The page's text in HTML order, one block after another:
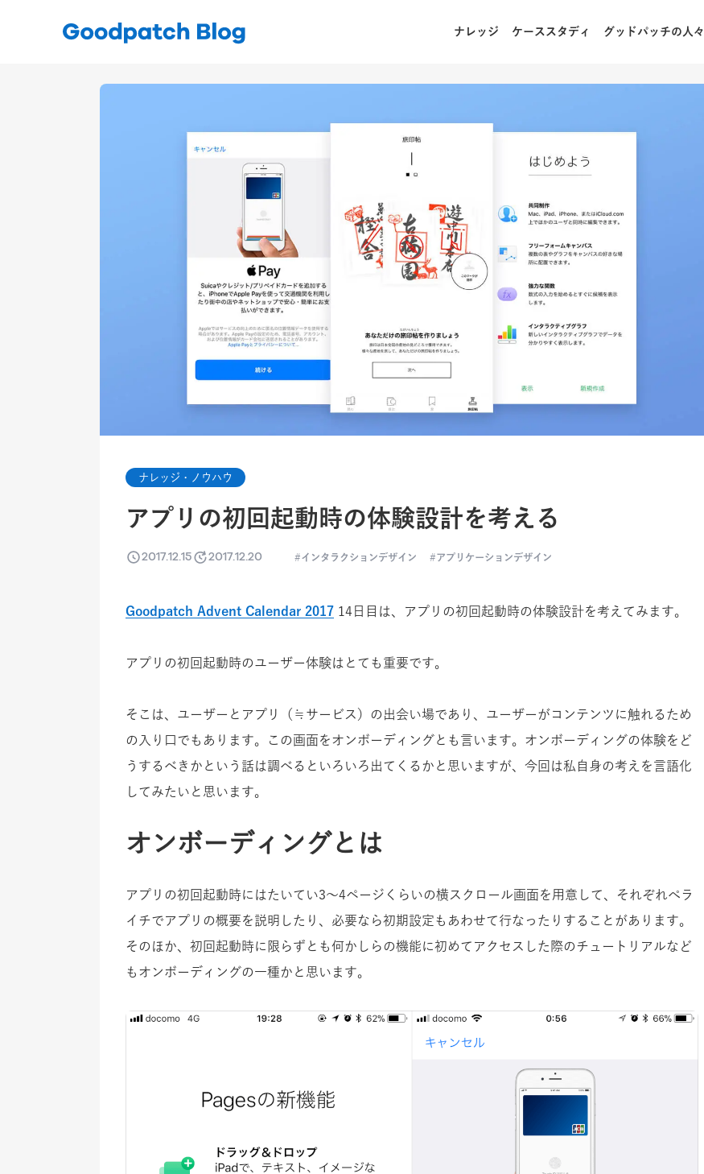
ナレッジ ケーススタディ グッドパッチの人々
ナレッジ・ノウハウ
アプリの初回起動時の体験設計を考える
2017.12.15 2017.12.20 インタラクションデザイン アプリケーションデザイン
Goodpatch Advent Calendar 2017 14日目は、アプリの初回起動時の体験設計を考えてみます。
アプリの初回起動時のユーザー体験はとても重要です。
そこは、ユーザーとアプリ（≒サービス）の出会い場であり、ユーザーがコンテンツに触れるため
の入り口でもあります。この画面をオンボーディングとも言います。オンボーディングの体験をど
うするべきかという話は調べるといろいろ出てくるかと思いますが、今回は私自身の考えを言語化
してみたいと思います。
オンボーディングとは
アプリの初回起動時にはたいてい3〜4ページくらいの横スクロール画面を用意して、それぞれぺラ
イチでアプリの概要を説明したり、必要なら初期設定もあわせて行なったりすることがあります。
そのほか、初回起動時に限らずとも何かしらの機能に初めてアクセスした際のチュートリアルなど
もオンボーディングの一種かと思います。